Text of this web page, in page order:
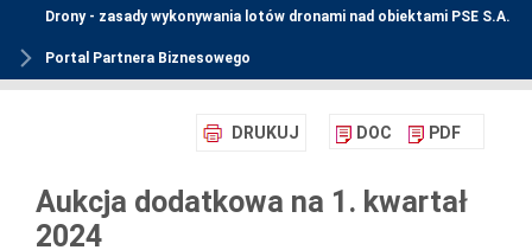
Drony - zasady wykonywania lotów dronami nad obiektami PSE S.A.
Portal Partnera Biznesowego
DRUKUJ DOC PDF
Aukcja dodatkowa na 1. kwartał
2024